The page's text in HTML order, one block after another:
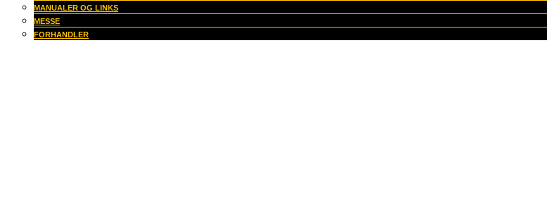
MANUALER OG LINKS
MESSE
FORHANDLER